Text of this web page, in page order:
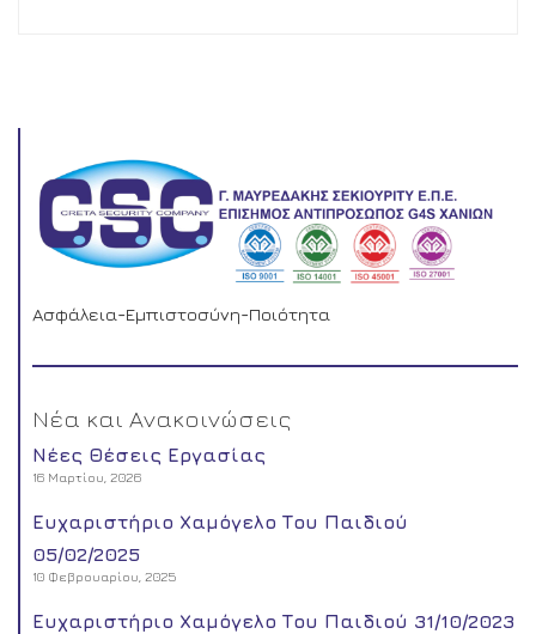
Ασφάλεια-Εμπιστοσύνη-Ποιότητα
Νέα και Ανακοινώσεις
Νέες Θέσεις Εργασίας
16 Μαρτίου, 2026
Ευχαριστήριο Χαμόγελο Του Παιδιού
05/02/2025
10 Φεβρουαρίου, 2025
Ευχαριστήριο Χαμόγελο Του Παιδιού 31/10/2023